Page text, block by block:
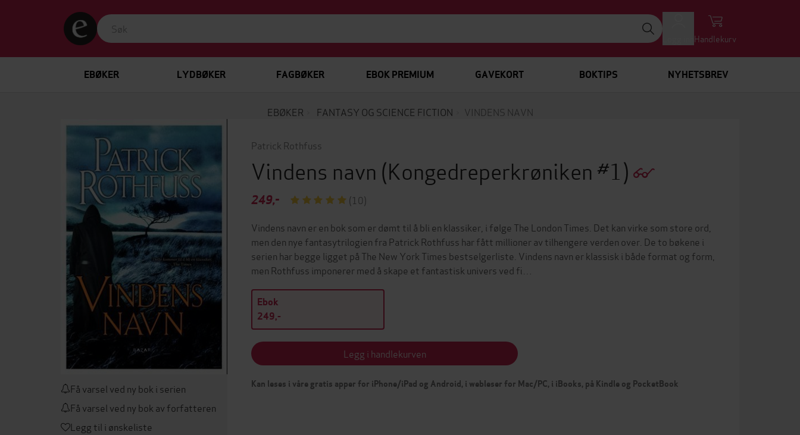
Handlekurv
EBØKER LYDBØKER FAGBØKER EBOK PREMIUM GAVEKORT BOKTIPS NYHETSBREV
EBØKER FANTASY OG SCIENCE FICTION VINDENS NAVN
Få varsel ved ny bok i serien
Få varsel ved ny bok av forfatteren
Legg til i ønskeliste
Patrick Rothfuss
Vindens navn (Kongedreperkrøniken #1)
249,-
(10)
Vindens navn er en bok som er dømt til å bli en klassiker, i følge The London Times. Det kan virke som store ord,
men den nye fantasytrilogien fra Patrick Rothfuss har fått millioner av tilhengere verden over. De to bøkene i
serien har begge ligget på The New York Times bestselgerliste. Vindens navn er klassisk i både format og form,
men Rothfuss imponerer med å skape et fantastisk univers ved fi…
Ebok
249,-
Legg i handlekurven
Kan leses i våre gratis apper for iPhone/iPad og Android, i webleser for Mac/PC, i iBooks, på Kindle og PocketBook